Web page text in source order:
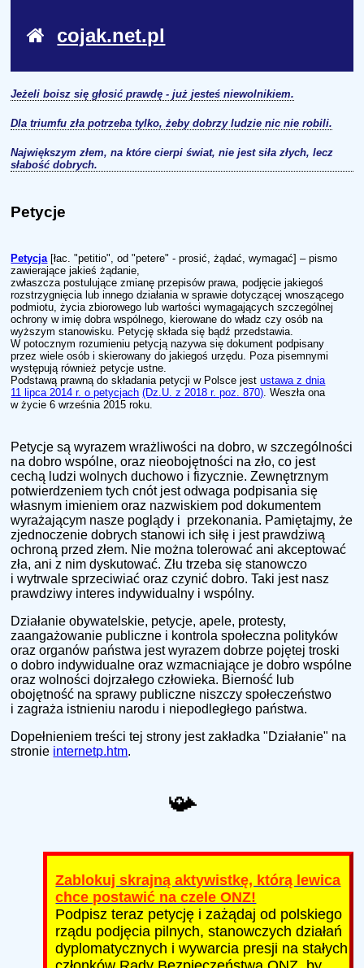
cojak.net.pl
Jeżeli boisz się głosić prawdę - już jesteś niewolnikiem.
Dla triumfu zła potrzeba tylko, żeby dobrzy ludzie nic nie robili.
Największym złem, na które cierpi świat, nie jest siła złych, lecz
słabość dobrych.
Petycje
Petycja[łac. "petitio", od "petere" - prosić, żądać, wymagać] – pismo
zawierające jakieś żądanie,
zwłaszcza postulujące zmianę przepisów prawa, podjęcie jakiegoś
rozstrzygnięcia lub innego działania w sprawie dotyczącej wnoszącego
podmiotu, życia zbiorowego lub wartości wymagających szczególnej
ochrony w imię dobra wspólnego, kierowane do władz czy osób na
wyższym stanowisku. Petycję składa się bądź przedstawia.
W potocznym rozumieniu petycją nazywa się dokument podpisany
przez wiele osób i skierowany do jakiegoś urzędu. Poza pisemnymi
występują również petycje ustne.
Podstawą prawną do składania petycji w Polsce jestustawa z dnia
11 lipca 2014 r. o petycjach (Dz.U. z 2018 r. poz. 870). Weszła ona
w życie 6 września 2015 roku.
Petycje są wyrazem wrażliwości na dobro, w szczególności
na dobro wspólne, oraz nieobojętności na zło, co jest
cechą ludzi wolnych duchowo i fizycznie. Zewnętrznym
potwierdzeniem tych cnót jest odwaga podpisania się
własnym imieniem oraz nazwiskiem pod dokumentem
wyrażającym nasze poglądy i przekonania. Pamiętajmy, że
zjednoczenie dobrych stanowi ich siłę i jest prawdziwą
ochroną przed złem. Nie można tolerować ani akceptować
zła, ani z nim dyskutować. Złu trzeba się stanowczo
i wytrwale sprzeciwiać oraz czynić dobro. Taki jest nasz
prawdziwy interes indywidualny i wspólny.
Działanie obywatelskie, petycje, apele, protesty,
zaangażowanie publiczne i kontrola społeczna polityków
oraz organów państwa jest wyrazem dobrze pojętej troski
o dobro indywidualne oraz wzmacniające je dobro wspólne
oraz wolności dojrzałego człowieka. Bierność lub
obojętność na sprawy publiczne niszczy społeczeństwo
i zagraża istnieniu narodu i niepodległego państwa.
Dopełnieniem treści tej strony jest zakładka "Działanie" na
stronie internetp.htm.
📯
Zablokuj skrajną aktywistkę, którą lewica
chce postawić na czele ONZ!
Podpisz teraz petycję i zażądaj od polskiego
rządu podjęcia pilnych, stanowczych działań
dyplomatycznych i wywarcia presji na stałych